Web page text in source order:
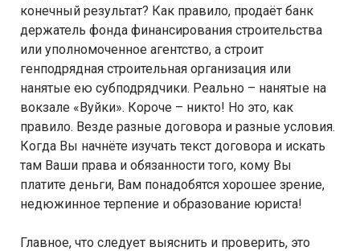
конечный результат? Как правило, продаёт банк
держатель фонда финансирования строительства
или уполномоченное агентство, а строит
генподрядная строительная организация или
нанятые ею субподрядчики. Реально – нанятые на
вокзале «Вуйки». Короче – никто! Но это, как
правило. Везде разные договора и разные условия.
Когда Вы начнёте изучать текст договора и искать
там Ваши права и обязанности того, кому Вы
платите деньги, Вам понадобятся хорошее зрение,
недюжинное терпение и образование юриста!
Главное, что следует выяснить и проверить, это